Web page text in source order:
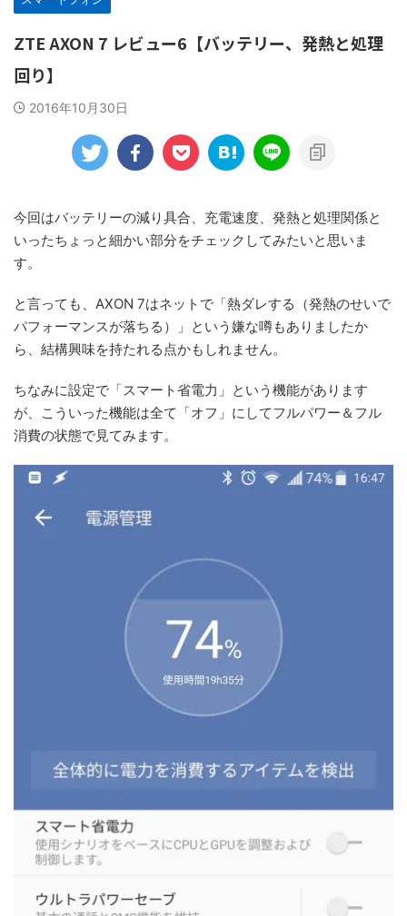
ZTE AXON 7 レビュー6【バッテリー、発熱と処理
回り】
2016年10月30日
今回はバッテリーの減り具合、充電速度、発熱と処理関係と
いったちょっと細かい部分をチェックしてみたいと思いま
す。
と言っても、AXON 7はネットで「熱ダレする（発熱のせいで
パフォーマンスが落ちる）」という嫌な噂もありましたか
ら、結構興味を持たれる点かもしれません。
ちなみに設定で「スマート省電力」という機能があります
が、こういった機能は全て「オフ」にしてフルパワー＆フル
消費の状態で見てみます。